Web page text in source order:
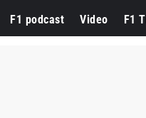
F1 podcast Video F1